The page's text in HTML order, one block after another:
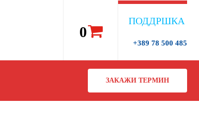
0
ПОДДРШКА
+389 78 500 485
ЗАКАЖИ ТЕРМИН